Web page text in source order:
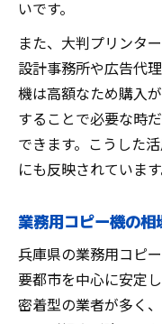
複合機や大
を確認
コピー機売
いです。
また、大判プリンタ
設計事務所や広告代
機は高額なため購入
することで必要な時
できます。こうした
にも反映されています
業務用コピー機の
兵庫県の業務用コピ
要都市を中心に安定
密着型の業者が多く